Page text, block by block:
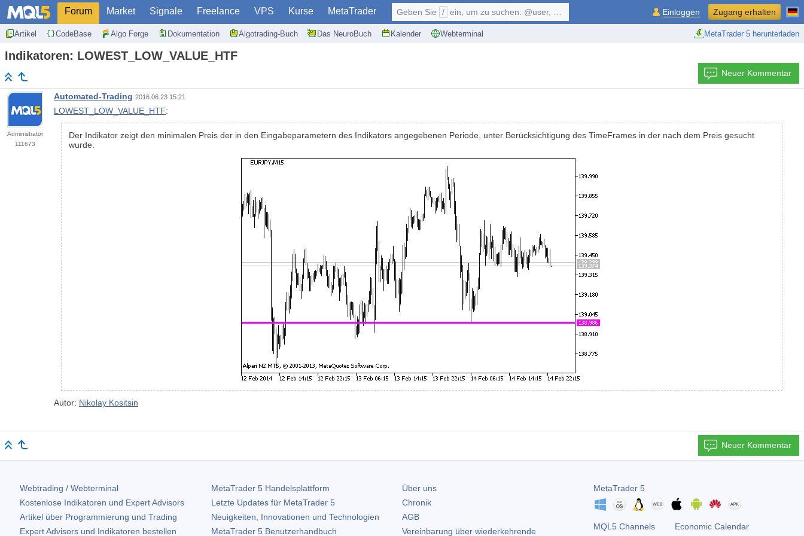
Forum Market Signale Freelance VPS Kurse MetaTrader
Artikel CodeBase Algo Forge Dokumentation Algotrading-Buch Das NeuroBuch Kalender Webterminal MetaTrader 5 herunterladen
Geben Sie / ein, um zu suchen: @user, $symbol, ... Einloggen Zugang erhalten
Indikatoren: LOWEST_LOW_VALUE_HTF
Neuer Kommentar
Administrator
111673
Automated-Trading 2016.06.23 15:21
LOWEST_LOW_VALUE_HTF:
Der Indikator zeigt den minimalen Preis der in den Eingabeparametern des Indikators angegebenen Periode, unter Berücksichtigung des TimeFrames in der nach dem Preis gesucht
wurde.
Autor: Nikolay Kositsin
Neuer Kommentar
Webtrading / Webterminal
Kostenlose Indikatoren und Expert Advisors
Artikel über Programmierung und Trading
Expert Advisors und Indikatoren bestellen
MetaTrader 5Handelsplattform
Letzte Updates für MetaTrader 5
Neuigkeiten, Innovationen und Technologien
MetaTrader 5Benutzerhandbuch
Über uns
Chronik
AGB
Vereinbarung über wiederkehrende
MetaTrader 5
MQL5 Channels Economic Calendar